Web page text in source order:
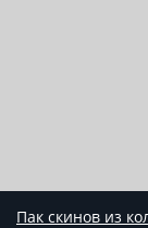
Пак скинов из